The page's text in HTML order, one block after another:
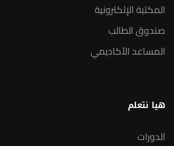
المكتبة الإلكترونية
صندوق الطالب
المساعد الأكاديمي
هيا نتعلم
الدورات